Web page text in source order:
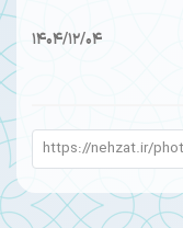
1404/12/04